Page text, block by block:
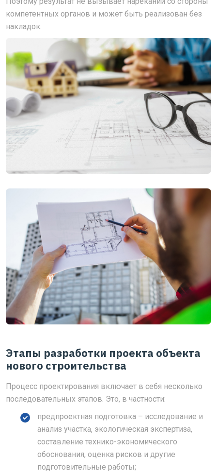
компетентных органов и может быть реализован без
накладок.
Этапы разработки проекта объекта
нового строительства
Процесс проектирования включает в себя несколько
последовательных этапов. Это, в частности:
предпроектная подготовка – исследование и
анализ участка, экологическая экспертиза,
составление технико-экономического
обоснования, оценка рисков и другие
подготовительные работы;